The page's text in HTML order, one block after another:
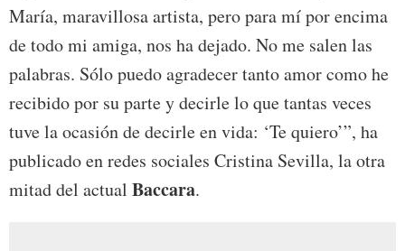
María, maravillosa artista, pero para mí por encima
de todo mi amiga, nos ha dejado. No me salen las
palabras. Sólo puedo agradecer tanto amor como he
recibido por su parte y decirle lo que tantas veces
tuve la ocasión de decirle en vida: ‘Te quiero’”, ha
publicado en redes sociales Cristina Sevilla, la otra
mitad del actual Baccara.